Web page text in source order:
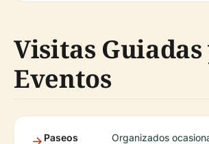
Visitas Guiadas
Eventos
Paseos
Organizados